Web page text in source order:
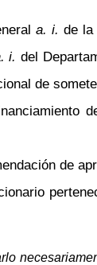
a. i. de la
i. del
de
de